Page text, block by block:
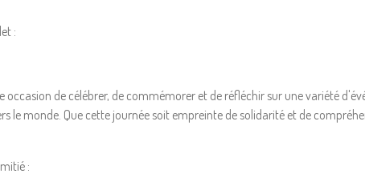
:
occasion de célébrer, de commémorer et de réfléchir sur une variété
le monde. Que cette journée soit empreinte de solidarité et de
: